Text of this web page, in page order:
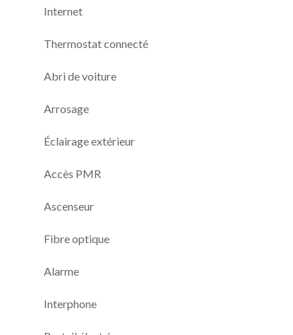
Internet
Thermostat connecté
Abri de voiture
Arrosage
Éclairage extérieur
Accès PMR
Ascenseur
Fibre optique
Alarme
Interphone